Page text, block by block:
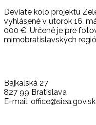
Deviate kolo projektu
vyhlásené v utorok 16.
000 €. Určené je pre
mimobratislavských
Bajkalská 27
827 99 Bratislava
E-mail: office@siea.gov.sk